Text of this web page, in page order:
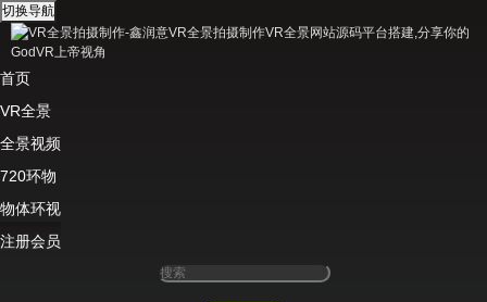
切换导航
首页
VR全景
全景视频
720环物
物体环视
注册会员
分类
全部
人气
筛选
吃瓜群众
地区